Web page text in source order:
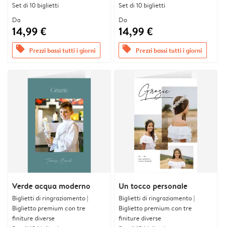
Set di 10 biglietti
Da
14,99 €
offers Prezzi bassi tutti i giorni
Set di 10 biglietti
Da
14,99 €
offers Prezzi bassi tutti i giorni
Verde acqua moderno
Biglietti di ringraziamento |
Biglietto premium con tre
finiture diverse
Un tocco personale
Biglietti di ringraziamento |
Biglietto premium con tre
finiture diverse